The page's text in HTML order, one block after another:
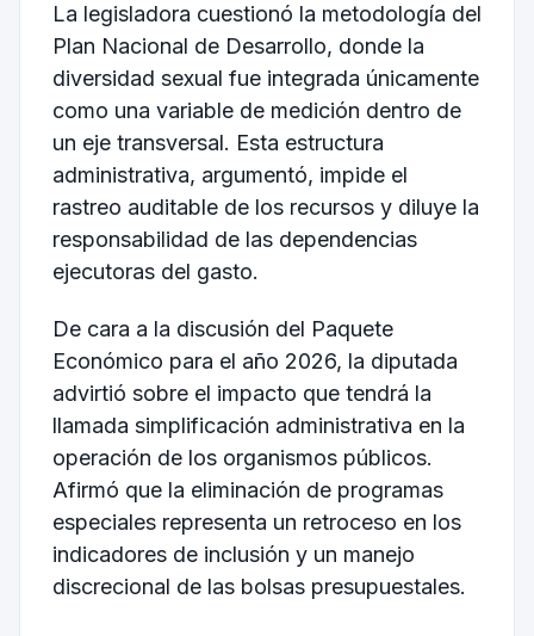
La legisladora cuestionó la metodología del
Plan Nacional de Desarrollo, donde la
diversidad sexual fue integrada únicamente
como una variable de medición dentro de
un eje transversal. Esta estructura
administrativa, argumentó, impide el
rastreo auditable de los recursos y diluye la
responsabilidad de las dependencias
ejecutoras del gasto.
De cara a la discusión del Paquete
Económico para el año 2026, la diputada
advirtió sobre el impacto que tendrá la
llamada simplificación administrativa en la
operación de los organismos públicos.
Afirmó que la eliminación de programas
especiales representa un retroceso en los
indicadores de inclusión y un manejo
discrecional de las bolsas presupuestales.